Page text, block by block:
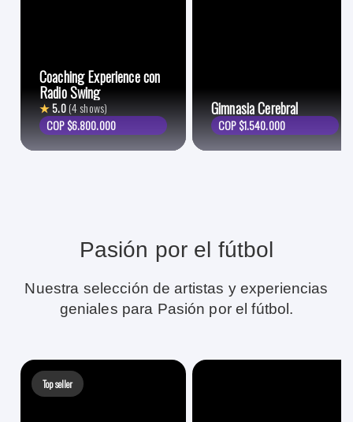
Coaching Experience con
Radio Swing
★5.0(4 shows)
COP $6.800.000
Gimnasia Cerebral
COP $1.540.000
Pasión por el fútbol
Nuestra selección de artistas y experiencias
geniales para Pasión por el fútbol.
Top seller